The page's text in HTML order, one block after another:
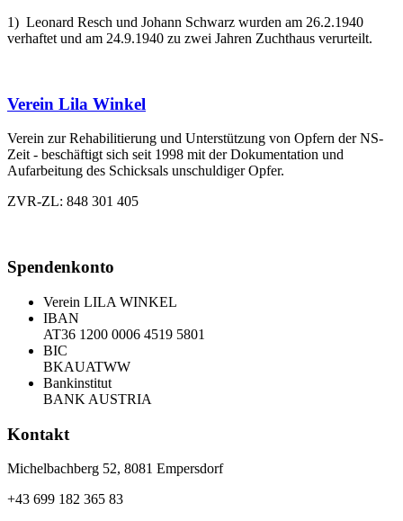
1) Leonard Resch und Johann Schwarz wurden am 26.2.1940
verhaftet und am 24.9.1940 zu zwei Jahren Zuchthaus verurteilt.
Verein Lila Winkel
Verein zur Rehabilitierung und Unterstützung von Opfern der NS-
Zeit - beschäftigt sich seit 1998 mit der Dokumentation und
Aufarbeitung des Schicksals unschuldiger Opfer.
ZVR-ZL: 848 301 405
Spendenkonto
Verein LILA WINKEL
IBAN
AT36 1200 0006 4519 5801
BIC
BKAUATWW
Bankinstitut
BANK AUSTRIA
Kontakt
Michelbachberg 52, 8081 Empersdorf
+43 699 182 365 83